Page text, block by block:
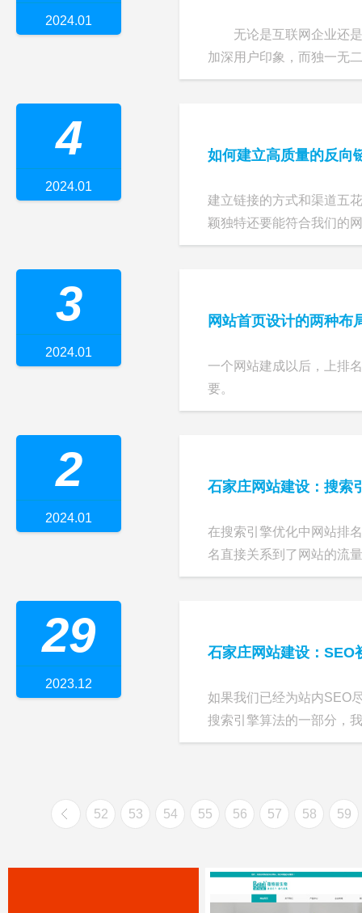
无论是互联网企业还是
加深用户印象，而独一无
2024.01
如何建立高质量的反向
建立链接的方式和渠道五
颖独特还要能符合我们的
4
2024.01
网站首页设计的两种布
一个网站建成以后，上排
要。
3
2024.01
石家庄网站建设：搜索
在搜索引擎优化中网站排
名直接关系到了网站的流
2
2024.01
石家庄网站建设：SEO
如果我们已经为站内SEO
搜索引擎算法的一部分，
29
2023.12
52 53 54 55 56 57 58 59